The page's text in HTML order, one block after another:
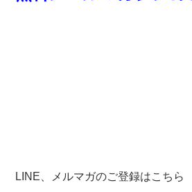
LINE、メルマガのご登録はこちら